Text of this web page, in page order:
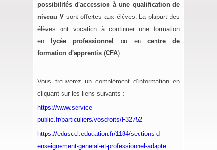
possibilités d'accession à une qualification de
niveau Vsont offertes aux élèves. La plupart des
élèves ont vocation à continuer une formation
en
lycée professionnel ou encentre de
formation d'apprentis (CFA).
Vous trouverez un complément d’information en
cliquant sur les liens suivants :
https://www.service-
public.fr/particuliers/vosdroits/F32752
https://eduscol.education.fr/1184/sections-d-
enseignement-general-et-professionnel-adapte